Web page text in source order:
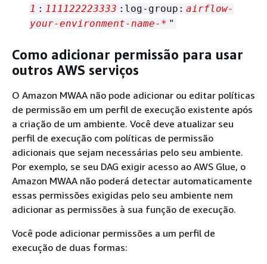
1 : 111122223333 :log-group: airflow-
your-environment-name-* "
Como adicionar permissão para usar
outros AWS serviços
O Amazon MWAA não pode adicionar ou editar políticas
de permissão em um perfil de execução existente após
a criação de um ambiente. Você deve atualizar seu
perfil de execução com políticas de permissão
adicionais que sejam necessárias pelo seu ambiente.
Por exemplo, se seu DAG exigir acesso ao AWS Glue, o
Amazon MWAA não poderá detectar automaticamente
essas permissões exigidas pelo seu ambiente nem
adicionar as permissões à sua função de execução.
Você pode adicionar permissões a um perfil de
execução de duas formas: